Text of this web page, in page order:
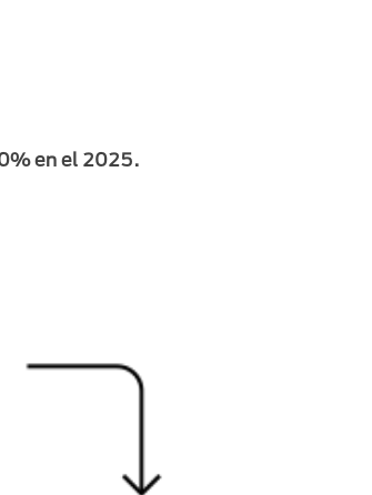
en el 2025.